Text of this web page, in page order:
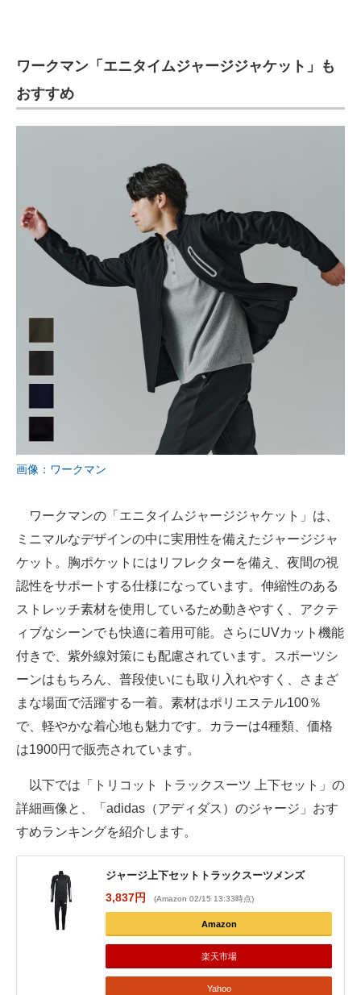
ワークマン「エニタイムジャージジャケット」も
おすすめ
画像：ワークマン
ワークマンの「エニタイムジャージジャケット」は、
ミニマルなデザインの中に実用性を備えたジャージジャ
ケット。胸ポケットにはリフレクターを備え、夜間の視
認性をサポートする仕様になっています。伸縮性のある
ストレッチ素材を使用しているため動きやすく、アクテ
ィブなシーンでも快適に着用可能。さらにUVカット機能
付きで、紫外線対策にも配慮されています。スポーツシ
ーンはもちろん、普段使いにも取り入れやすく、さまざ
まな場面で活躍する一着。素材はポリエステル100％
で、軽やかな着心地も魅力です。カラーは4種類、価格
は1900円で販売されています。
以下では「トリコット トラックスーツ 上下セット」の
詳細画像と、「adidas（アディダス）のジャージ」おす
すめランキングを紹介します。
ジャージ上下セットトラックスーツメンズ
3,837円 (Amazon 02/15 13:33時点)
Amazon
楽天市場
Yahoo